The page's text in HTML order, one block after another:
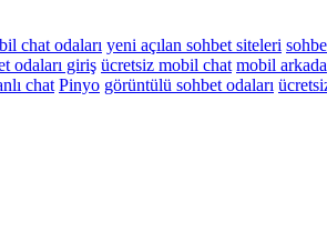
chat odaları yeni açılan sohbet siteleri
odaları giriş ücretsiz mobil chat mobil
chat Pinyo görüntülü sohbet odaları